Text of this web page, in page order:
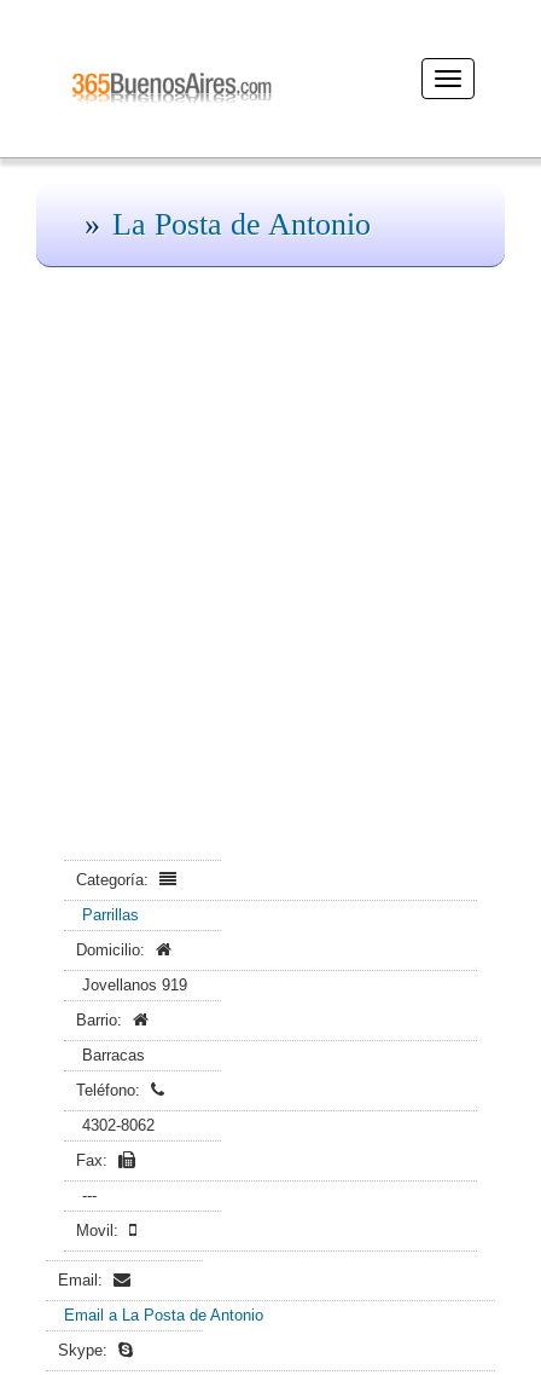
Desplegar
navegación
La Posta de Antonio
Categoría:
Parrillas
Domicilio:
Jovellanos 919
Barrio:
Barracas
Teléfono:
4302-8062
Fax:
---
Movil:
Email:
Email a La Posta de Antonio
Skype: